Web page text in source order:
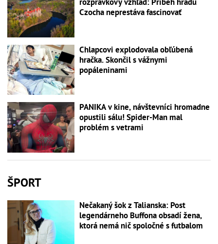
Czocha neprestáva fascinovať
Chlapcovi explodovala obľúbená
hračka. Skončil s vážnymi
popáleninami
PANIKA v kine, návštevníci hromadne
opustili sálu! Spider-Man mal
problém s vetrami
ŠPORT
Nečakaný šok z Talianska: Post
legendárneho Buffona obsadí žena,
ktorá nemá nič spoločné s futbalom